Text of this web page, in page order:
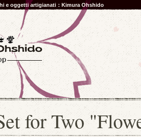
e oggetti artigianati：Kimura Ohshido
for Two